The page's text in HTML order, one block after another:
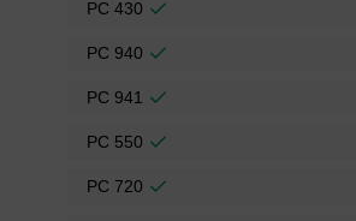
PC 430
PC 940
PC 941
PC 550
PC 720